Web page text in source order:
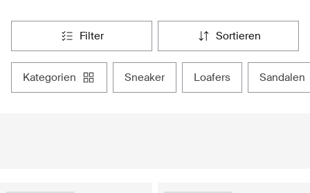
filter sortieren
kategorien sneaker loafers sandalen